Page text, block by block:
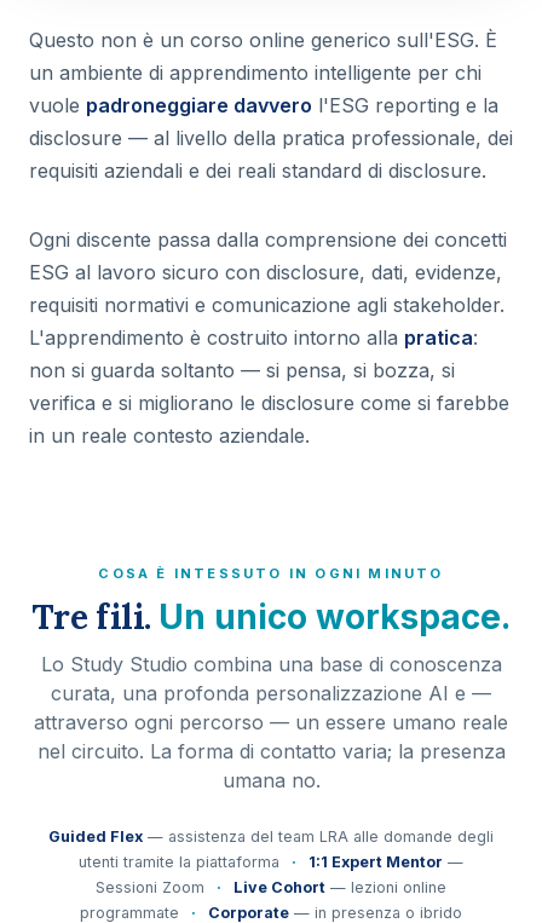
Questo non è un corso online generico sull'ESG. È
un ambiente di apprendimento intelligente per chi
vuole padroneggiare davvero l'ESG reporting e la
disclosure — al livello della pratica professionale, dei
requisiti aziendali e dei reali standard di disclosure.
Ogni discente passa dalla comprensione dei concetti
ESG al lavoro sicuro con disclosure, dati, evidenze,
requisiti normativi e comunicazione agli stakeholder.
L'apprendimento è costruito intorno alla pratica:
non si guarda soltanto — si pensa, si bozza, si
verifica e si migliorano le disclosure come si farebbe
in un reale contesto aziendale.
COSA È INTESSUTO IN OGNI MINUTO
Tre fili. Un unico workspace.
Lo Study Studio combina una base di conoscenza
curata, una profonda personalizzazione AI e —
attraverso ogni percorso — un essere umano reale
nel circuito. La forma di contatto varia; la presenza
umana no.
Guided Flex — assistenza del team LRA alle domande degli
utenti tramite la piattaforma
· 1:1 Expert Mentor —
Sessioni Zoom
· Live Cohort — lezioni online
programmate
· Corporate — in presenza o ibrido